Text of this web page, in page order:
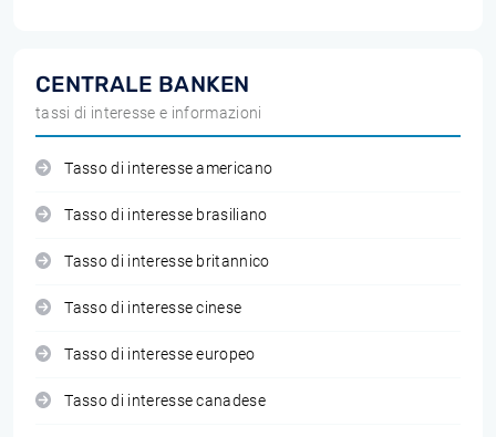
CENTRALE BANKEN
tassi di interesse e informazioni
Tasso di interesse americano
Tasso di interesse brasiliano
Tasso di interesse britannico
Tasso di interesse cinese
Tasso di interesse europeo
Tasso di interesse canadese